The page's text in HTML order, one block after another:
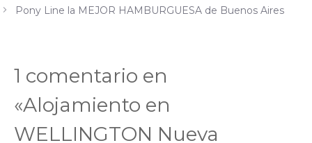
Pony Line la MEJOR HAMBURGUESA de Buenos Aires
1 comentario en
«Alojamiento en
WELLINGTON Nueva